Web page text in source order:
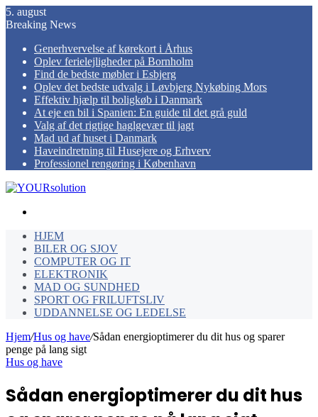
5. august
Breaking News
Generhvervelse af kørekort i Århus
Oplev ferielejligheder på Bornholm
Find de bedste møbler i Esbjerg
Oplev det bedste udvalg i Løvbjerg Nykøbing Mors
Effektiv hjælp til boligkøb i Danmark
At eje en bil i Spanien: En guide til det grå guld
Valg af det rigtige haglgevær til jagt
Mad ud af huset i Danmark
Haveindretning til Husejere og Erhverv
Professionel rengøring i København
HJEM
BILER OG SJOV
COMPUTER OG IT
ELEKTRONIK
MAD OG SUNDHED
SPORT OG FRILUFTSLIV
UDDANNELSE OG LEDELSE
Hjem/Hus og have/Sådan energioptimerer du dit hus og sparer
penge på lang sigt
Hus og have
Sådan energioptimerer du dit hus